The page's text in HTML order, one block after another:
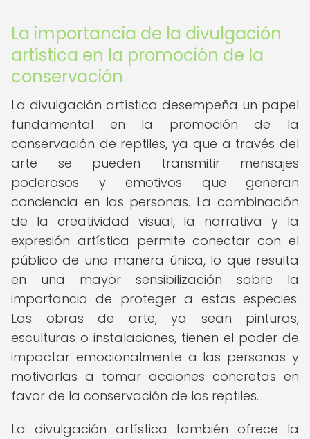
La importancia de la divulgación
artística en la promoción de la
conservación
La divulgación artística desempeña un papel
fundamental en la promoción de la
conservación de reptiles, ya que a través del
arte se pueden transmitir mensajes
poderosos y emotivos que generan
conciencia en las personas. La combinación
de la creatividad visual, la narrativa y la
expresión artística permite conectar con el
público de una manera única, lo que resulta
en una mayor sensibilización sobre la
importancia de proteger a estas especies.
Las obras de arte, ya sean pinturas,
esculturas o instalaciones, tienen el poder de
impactar emocionalmente a las personas y
motivarlas a tomar acciones concretas en
favor de la conservación de los reptiles.
La divulgación artística también ofrece la